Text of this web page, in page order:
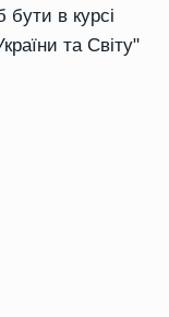
в курсі
та Світу"